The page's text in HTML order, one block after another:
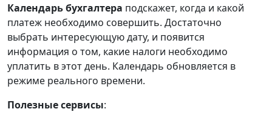
Календарьбухгалтера подскажет, когда и какой
платеж необходимо совершить. Достаточно
выбрать интересующую дату, и появится
информация о том, какие налоги необходимо
уплатить в этот день. Календарь обновляется в
режиме реального времени.
Полезные сервисы: